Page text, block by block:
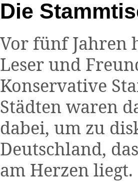
Die
Vor fünf Jahren
Leser und
Konservative
Städten waren
dabei, um zu
Deutschland,
am Herzen liegt.